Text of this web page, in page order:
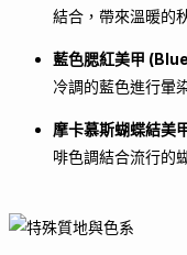
結合，帶來溫暖的
藍色腮紅美甲
冷調的藍色進行暈
摩卡慕斯蝴蝶結
啡色調結合流行的